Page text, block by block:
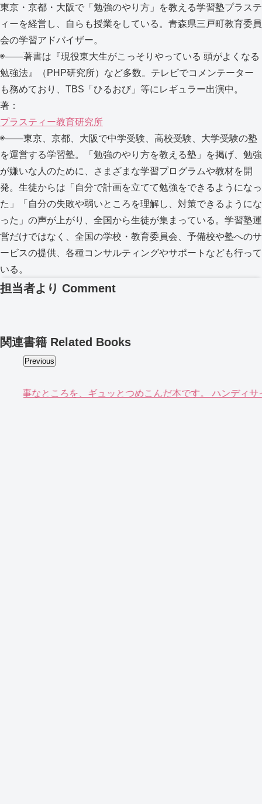
東京・京都・大阪で「勉強のやり方」を教える学習塾プラステ
ィーを経営し、自らも授業をしている。青森県三戸町教育委員
会の学習アドバイザー。
◉――著書は『現役東大生がこっそりやっている 頭がよくなる
勉強法』（PHP研究所）など多数。テレビでコメンテーター
も務めており、TBS「ひるおび」等にレギュラー出演中。
著：
プラスティー教育研究所
◉――東京、京都、大阪で中学受験、高校受験、大学受験の塾
を運営する学習塾。「勉強のやり方を教える塾」を掲げ、勉強
が嫌いな人のために、さまざまな学習プログラムや教材を開
発。生徒からは「自分で計画を立てて勉強をできるようになっ
た」「自分の失敗や弱いところを理解し、対策できるようにな
った」の声が上がり、全国から生徒が集まっている。学習塾運
営だけではなく、全国の学校・教育委員会、予備校や塾へのサ
ービスの提供、各種コンサルティングやサポートなども行って
いる。
担当者より Comment
関連書籍 Related Books
Previous
前の勉強にピッタリ！ 実技科目は内申点に大きく